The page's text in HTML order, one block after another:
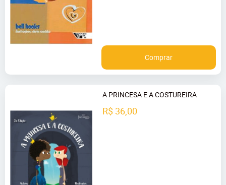
Comprar
A PRINCESA E A COSTUREIRA
R$ 36,00